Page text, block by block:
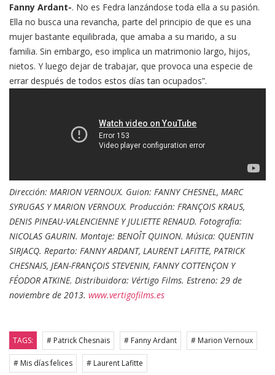
Fanny Ardant-. No es Fedra lanzándose toda ella a su pasión.
Ella no busca una revancha, parte del principio de que es una
mujer bastante equilibrada, que amaba a su marido, a su
familia. Sin embargo, eso implica un matrimonio largo, hijos,
nietos. Y luego dejar de trabajar, que provoca una especie de
errar después de todos estos días tan ocupados”.
Dirección: MARION VERNOUX. Guion: FANNY CHESNEL, MARC
SYRUGAS Y MARION VERNOUX. Producción: FRANÇOIS KRAUS,
DENIS PINEAU-VALENCIENNE Y JULIETTE RENAUD. Fotografía:
NICOLAS GAURIN. Montaje: BENOÎT QUINON. Música: QUENTIN
SIRJACQ. Reparto: FANNY ARDANT, LAURENT LAFITTE, PATRICK
CHESNAIS, JEAN-FRANÇOIS STEVENIN, FANNY COTTENÇON Y
FÉODOR ATKINE. Distribuidora: Vértigo Films. Estreno: 29 de
noviembre de 2013. www.vertigofilms.es
TAGS: # Patrick Chesnais # Fanny Ardant # Marion Vernoux
# Mis días felices # Laurent Lafitte